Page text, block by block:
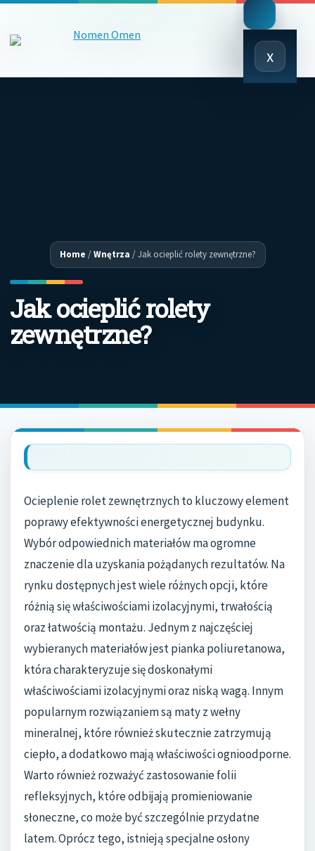
x
Close
Menu
Home /Wnętrza /Jak ocieplić rolety zewnętrzne?
Jak ocieplić rolety
zewnętrzne?
Ocieplenie rolet zewnętrznych to kluczowy element
poprawy efektywności energetycznej budynku.
Wybór odpowiednich materiałów ma ogromne
znaczenie dla uzyskania pożądanych rezultatów. Na
rynku dostępnych jest wiele różnych opcji, które
różnią się właściwościami izolacyjnymi, trwałością
oraz łatwością montażu. Jednym z najczęściej
wybieranych materiałów jest pianka poliuretanowa,
która charakteryzuje się doskonałymi
właściwościami izolacyjnymi oraz niską wagą. Innym
popularnym rozwiązaniem są maty z wełny
mineralnej, które również skutecznie zatrzymują
ciepło, a dodatkowo mają właściwości ognioodporne.
Warto również rozważyć zastosowanie folii
refleksyjnych, które odbijają promieniowanie
słoneczne, co może być szczególnie przydatne
latem. Oprócz tego, istnieją specjalne osłony